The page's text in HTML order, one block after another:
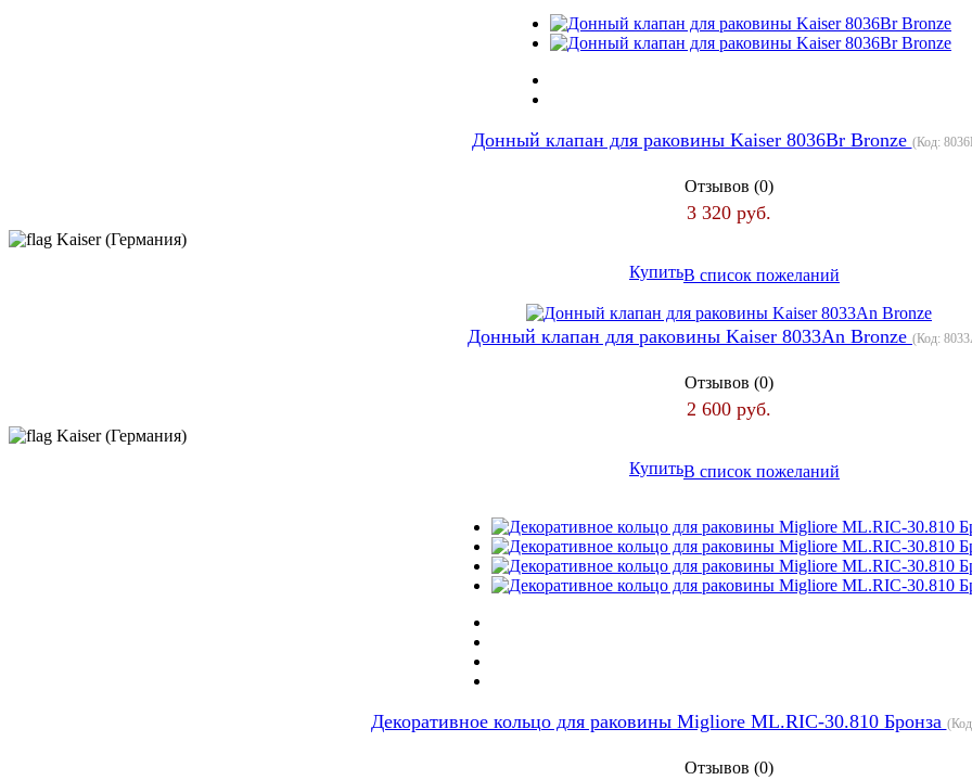
Донный клапан для раковины Kaiser 8036Br Bronze (Код:
Отзывов (0)
3 320 руб.
Kaiser (Германия)
КупитьВ список пожеланий
Донный клапан для раковины Kaiser 8033An Bronze (Код:
Отзывов (0)
2 600 руб.
Kaiser (Германия)
КупитьВ список пожеланий
Декоративное кольцо для раковины Migliore ML.RIC-30.810 Бронза
Отзывов (0)